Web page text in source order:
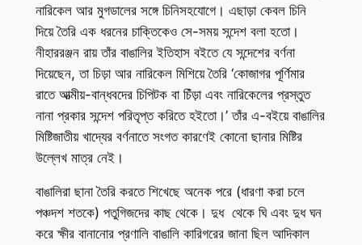
নারিকেল আর মুগডালের সঙ্গে চিনিসহযোগে। এছাড়া কেবল চিনি
দিয়ে তৈরি এক ধরনের চাক্তিকেও সে-সময় সন্দেশ বলা হতো।
নীহাররঞ্জন রায় তাঁর বাঙালির ইতিহাস বইতে যে সন্দেশের বর্ণনা
দিয়েছেন, তা চিড়া আর নারিকেল মিশিয়ে তৈরি ‘কোজাগর পূর্ণিমার
রাতে আত্মীয়-বান্ধবদের চিপিটক বা চিঁড়া এবং নারিকেলের প্রস্তুত
নানা প্রকার সন্দেশ পরিতৃপ্ত করিতে হইতো।’ তাঁর এ-বইয়ে বাঙালির
মিষ্টিজাতীয় খাদ্যের বর্ণনাতে সংগত কারণেই কোনো ছানার মিষ্টির
উল্লেখ মাত্র নেই।
বাঙালিরা ছানা তৈরি করতে শিখেছে অনেক পরে (ধারণা করা চলে
পঞ্চদশ শতকে) পতুগিজদের কাছ থেকে। দুধ থেকে ঘি এবং দুধ ঘন
করে ক্ষীর বানানোর প্রণালি বাঙালি কারিগরের জানা ছিল আদিকাল